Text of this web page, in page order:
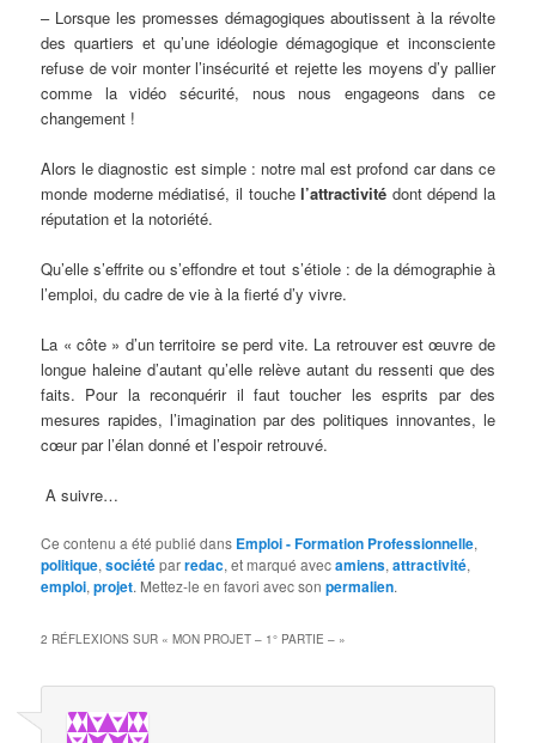
– Lorsque les promesses démagogiques aboutissent à la révolte
des quartiers et qu’une idéologie démagogique et inconsciente
refuse de voir monter l’insécurité et rejette les moyens d’y pallier
comme la vidéo sécurité, nous nous engageons dans ce
changement !
Alors le diagnostic est simple : notre mal est profond car dans ce
monde moderne médiatisé, il touchel’attractivité dont dépend la
réputation et la notoriété.
Qu’elle s’effrite ou s’effondre et tout s’étiole : de la démographie à
l’emploi, du cadre de vie à la fierté d’y vivre.
La « côte » d’un territoire se perd vite. La retrouver est œuvre de
longue haleine d’autant qu’elle relève autant du ressenti que des
faits. Pour la reconquérir il faut toucher les esprits par des
mesures rapides, l’imagination par des politiques innovantes, le
cœur par l’élan donné et l’espoir retrouvé.
A suivre…
Ce contenu a été publié dans Emploi - Formation Professionnelle,
politique,sociétéparredac, et marqué avecamiens,attractivité,
emploi,projet. Mettez-le en favori avec sonpermalien.
2 RÉFLEXIONS SUR «MON PROJET – 1° PARTIE – »